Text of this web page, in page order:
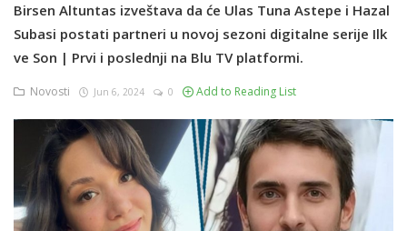
TV Serije
Filmovi
Contact
Login
Register
Birsen Altuntas izveštava da će Ulas Tuna Astepe i Hazal
Subasi postati partneri u novoj sezoni digitalne serije Ilk
ve Son | Prvi i poslednji na Blu TV platformi.
Novosti Jun 6, 2024 0 Add to Reading List